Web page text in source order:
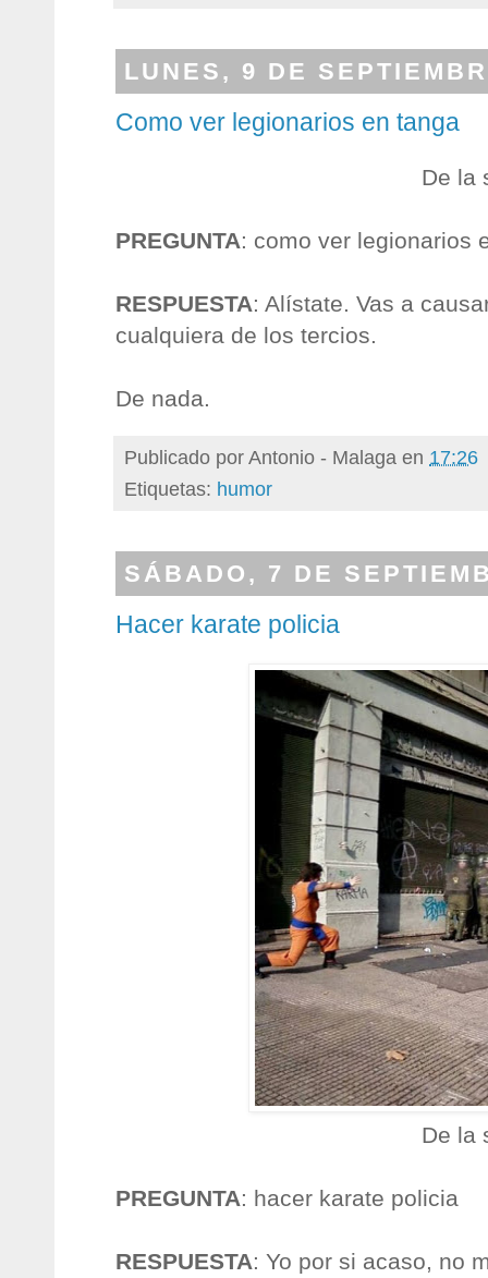
LUNES, 9 DE
Como ver legionarios en tanga
De la
PREGUNTA: como ver legionarios
RESPUESTA: Alístate. Vas a
cualquiera de los tercios.
De nada.
Publicado porAntonio - Malaga en 17:26
Etiquetas: humor
SÁBADO, 7 DE
Hacer karate policia
De la
PREGUNTA: hacer karate policia
RESPUESTA: Yo por si acaso, no